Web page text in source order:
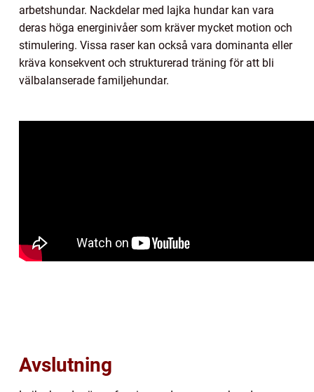
arbetshundar. Nackdelar med lajka hundar kan vara
deras höga energinivåer som kräver mycket motion och
stimulering. Vissa raser kan också vara dominanta eller
kräva konsekvent och strukturerad träning för att bli
välbalanserade familjehundar.
Avslutning